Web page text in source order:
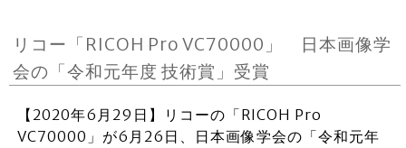
リコー「RICOH Pro VC70000」 日本画像学
会の「令和元年度 技術賞」受賞
【2020年6月29日】リコーの「RICOH Pro
VC70000」が6月26日、日本画像学会の「令和元年